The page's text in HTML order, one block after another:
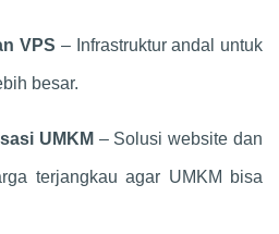
VPS – Infrastruktur andal untuk
besar.
UMKM – Solusi website dan
terjangkau agar UMKM bisa